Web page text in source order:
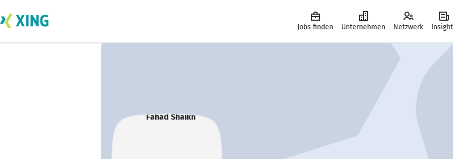
Jobs finden Unternehmen Netzwerk